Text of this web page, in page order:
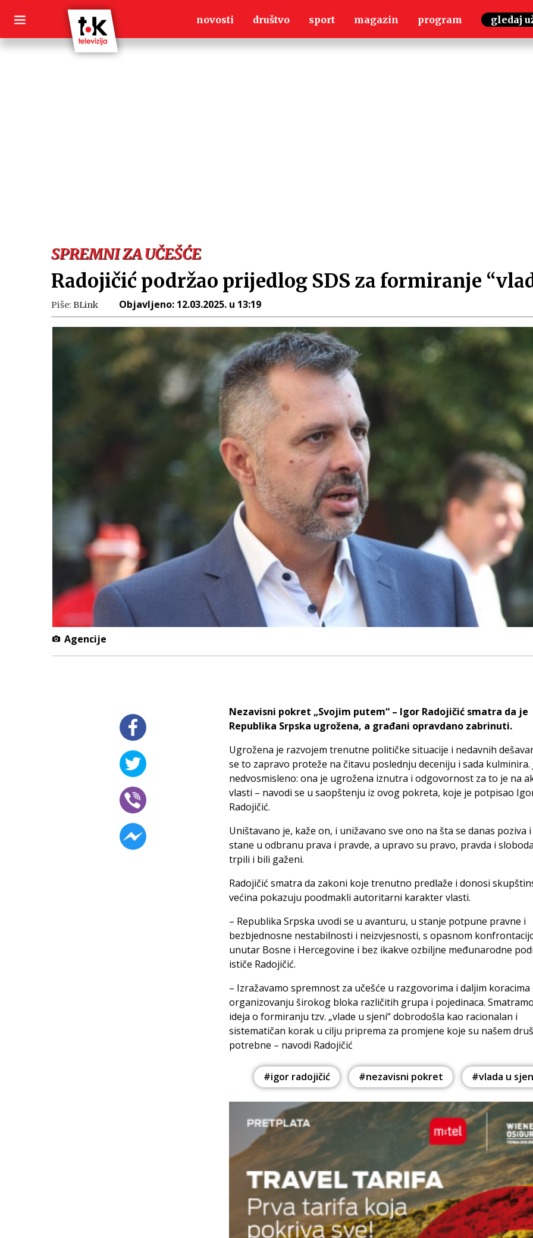
content
novosti društvo sport magazin program gledaj
SPREMNI ZA UČEŠĆE
Radojičić podržao prijedlog SDS za formiranje
Piše: BLink Objavljeno: 12.03.2025. u 13:19
Agencije
Nezavisni pokret „Svojim putem“ – Igor Radojičić smatra da je
Republika Srpska ugrožena, a građani opravdano zabrinuti.
Ugrožena je razvojem trenutne političke situacije i nedavnih
se to zapravo proteže na čitavu poslednju deceniju i sada kulminira.
nedvosmisleno: ona je ugrožena iznutra i odgovornost za to je na
vlasti – navodi se u saopštenju iz ovog pokreta, koje je potpisao
Radojičić.
Uništavano je, kaže on, i unižavano sve ono na šta se danas poziva
stane u odbranu prava i pravde, a upravo su pravo, pravda i
trpili i bili gaženi.
Radojičić smatra da zakoni koje trenutno predlaže i donosi
većina pokazuju poodmakli autoritarni karakter vlasti.
– Republika Srpska uvodi se u avanturu, u stanje potpune pravne i
bezbjednosne nestabilnosti i neizvjesnosti, s opasnom
unutar Bosne i Hercegovine i bez ikakve ozbiljne međunarodne
ističe Radojičić.
– Izražavamo spremnost za učešće u razgovorima i daljim koracima
organizovanju širokog bloka različitih grupa i pojedinaca.
ideja o formiranju tzv. „vlade u sjeni“ dobrodošla kao racionalan i
sistematičan korak u cilju priprema za promjene koje su našem
potrebne – navodi Radojičić
#igor radojičić #nezavisni pokret #vlada u